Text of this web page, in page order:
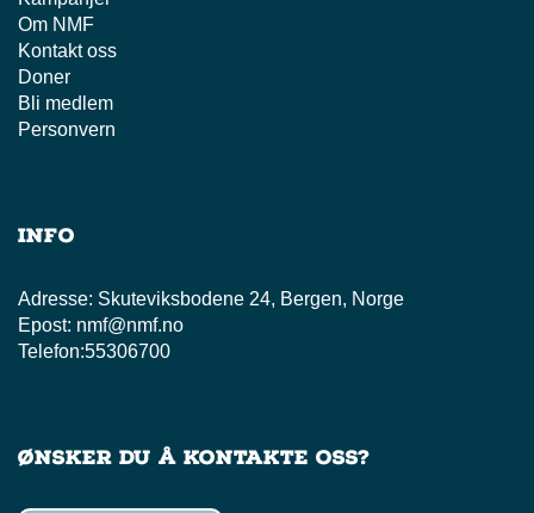
Om NMF
Kontakt oss
Doner
Bli medlem
Personvern
Info
Adresse: Skuteviksbodene 24, Bergen, Norge
Epost: nmf@nmf.no
Telefon:55306700
Ønsker du å kontakte oss?